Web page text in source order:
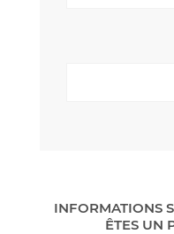
INFORMATIONS
ÊTES UN